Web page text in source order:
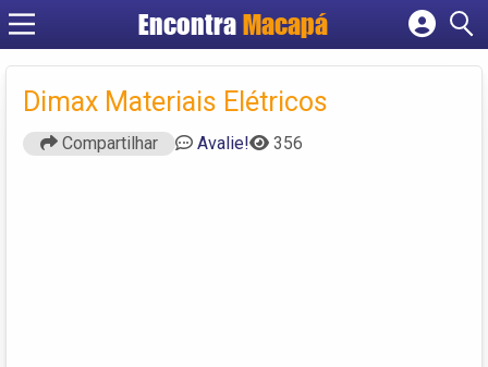
EncontraMacapá
Cadastrar empresa
Criar conta
Dimax Materiais Elétricos
Compartilhar Avalie! 356